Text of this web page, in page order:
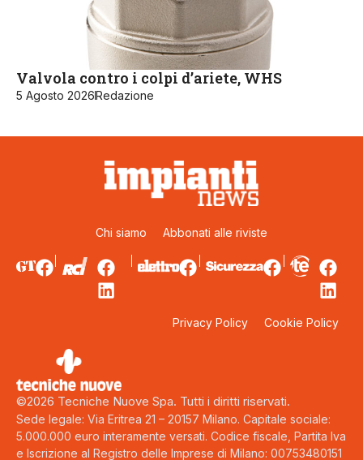
Valvola contro i colpi d’ariete, WHS
5 Agosto 2026Redazione
Chi siamo Abbonati alle riviste
Privacy Policy Cookie Policy
©2026 Tecniche Nuove Spa. Tutti i diritti riservati.
Sede legale: Via Eritrea 21 – 20157 Milano. Capitale sociale:
5.000.000 euro interamente versati. Codice fiscale, Partita Iva
e Iscrizione al Registro delle Imprese di Milano: 00753480151